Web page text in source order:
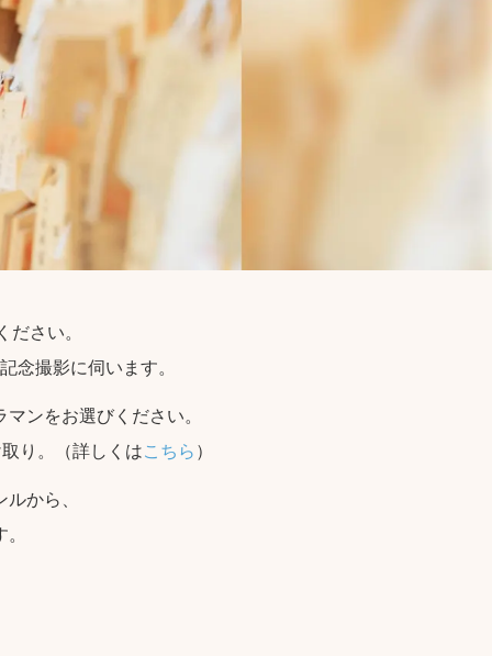
さい。
念撮影に伺います。
ンをお選びください。
り。（詳しくはこちら ）
から、